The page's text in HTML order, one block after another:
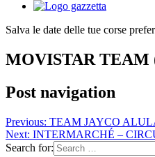
Salva le date delle tue corse
MOVISTAR TEAM
Post navigation
Previous: TEAM JAYCO
Next: INTERMARCHÉ –
Search for: